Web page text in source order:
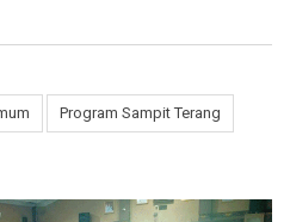
Program Sampit Terang